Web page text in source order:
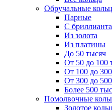
Обручальные
Парные
С
Из золота
Из платины
До 50 тысяч
От 50 до 100
От 100 до
От 300 до
Более 500
Помолвочные
Золотое